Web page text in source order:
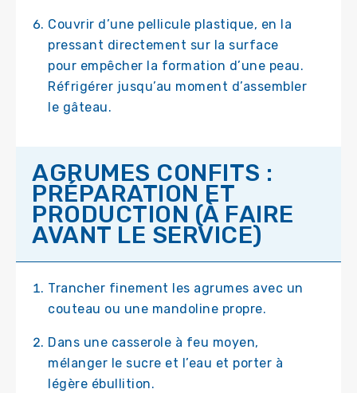
Couvrir d’une pellicule plastique, en la
pressant directement sur la surface
pour empêcher la formation d’une peau.
Réfrigérer jusqu’au moment d’assembler
le gâteau.
AGRUMES CONFITS :
PRÉPARATION ET
PRODUCTION (À FAIRE
AVANT LE SERVICE)
Trancher finement les agrumes avec un
couteau ou une mandoline propre.
Dans une casserole à feu moyen,
mélanger le sucre et l’eau et porter à
légère ébullition.